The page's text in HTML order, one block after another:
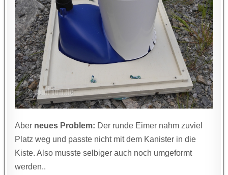
Aber neues Problem: Der runde Eimer nahm zuviel
Platz weg und passte nicht mit dem Kanister in die
Kiste. Also musste selbiger auch noch umgeformt
werden..